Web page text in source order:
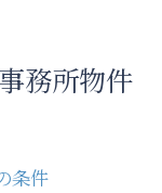
務所物件
条件